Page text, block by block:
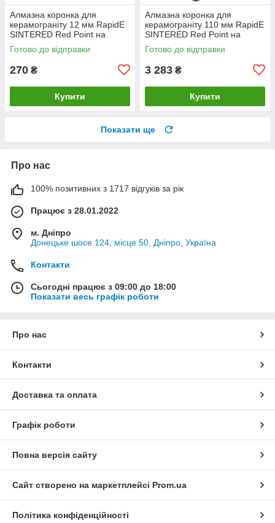
Алмазна коронка для
керамограніту 12 мм RapidE
SINTERED Red Point на
Дриль
Готово до відправки
270 ₴
Купити
Алмазна коронка для
керамограніту 110 мм RapidE
SINTERED Red Point на
Дриль
Готово до відправки
3 283 ₴
Купити
Показати ще
Про нас
100% позитивних з 1717 відгуків за рік
Працює з 28.01.2022
м. Дніпро
Донецьке шосе 124, місце 50, Дніпро, Україна
Контакти
Сьогодні працює з 09:00 до 18:00
Показати весь графік роботи
Про нас
Контакти
Доставка та оплата
Графік роботи
Повна версія сайту
Сайт створено на маркетплейсі Prom.ua
Політика конфіденційності